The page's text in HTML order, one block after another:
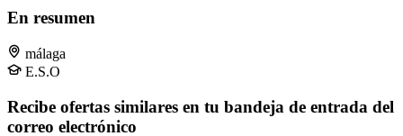
En resumen
málaga
E.S.O
Recibe ofertas similares en tu bandeja de entrada del
correo electrónico